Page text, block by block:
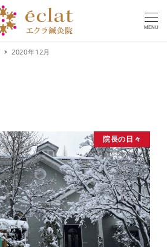
MENU
2020年12月
院長の日々